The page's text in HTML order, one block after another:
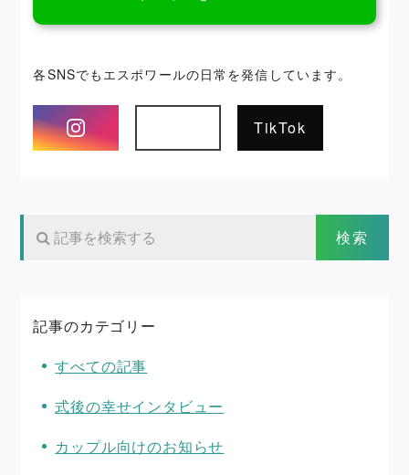
各SNSでもエスポワールの日常を発信しています。
Instagram
TikTok
記事のカテゴリー
すべての記事
式後の幸せインタビュー
カップル向けのお知らせ